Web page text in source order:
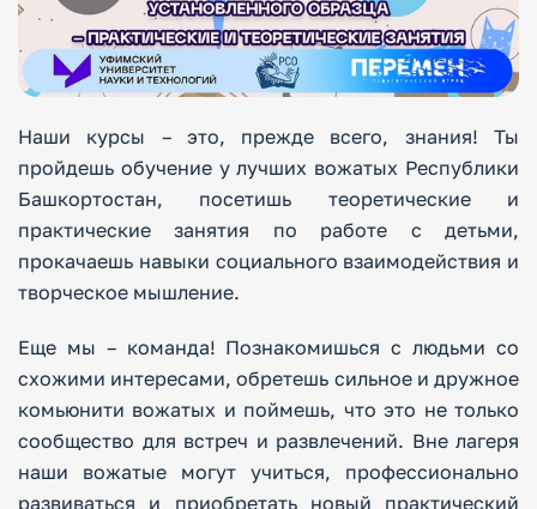
Наши курсы – это, прежде всего, знания! Ты
пройдешь обучение у лучших вожатых Республики
Башкортостан, посетишь теоретические и
практические занятия по работе с детьми,
прокачаешь навыки социального взаимодействия и
творческое мышление.
Еще мы – команда! Познакомишься с людьми со
схожими интересами, обретешь сильное и дружное
комьюнити вожатых и поймешь, что это не только
сообщество для встреч и развлечений. Вне лагеря
наши вожатые могут учиться, профессионально
развиваться и приобретать новый практический